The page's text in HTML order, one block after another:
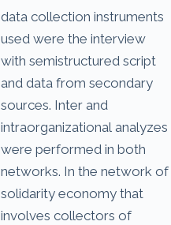
data collection instruments
used were the interview
with semistructured script
and data from secondary
sources. Inter and
intraorganizational analyzes
were performed in both
networks. In the network of
solidarity economy that
involves collectors of